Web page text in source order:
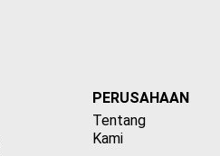
PERUSAHAAN
Tentang
Kami